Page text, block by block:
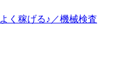
く稼げる♪／機械検査